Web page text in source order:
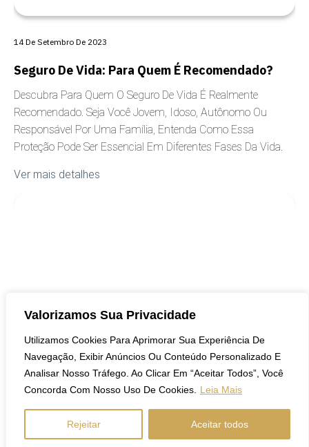
Valorizamos Sua Privacidade
Utilizamos Cookies Para Aprimorar Sua Experiência De
Navegação, Exibir Anúncios Ou Conteúdo Personalizado E
Analisar Nosso Tráfego. Ao Clicar Em “Aceitar Todos”, Você
Concorda Com Nosso Uso De Cookies.
Leia Mais
Rejeitar Aceitar todos
Seguro De Vida: Para Quem É Recomendado?
Descubra Para Quem O Seguro De Vida É Realmente
Recomendado. Seja Você Jovem, Idoso, Autônomo Ou
Responsável Por Uma Família, Entenda Como Essa
Proteção Pode Ser Essencial Em Diferentes Fases Da Vida.
Ver mais detalhes
14 De Setembro De 2023
Setembro Amarelo: Entendendo A Importância
Da Prevenção Ao Suicídio
Entenda A Importância Do Setembro Amarelo, A Campanha
8 De Setembro De 2023